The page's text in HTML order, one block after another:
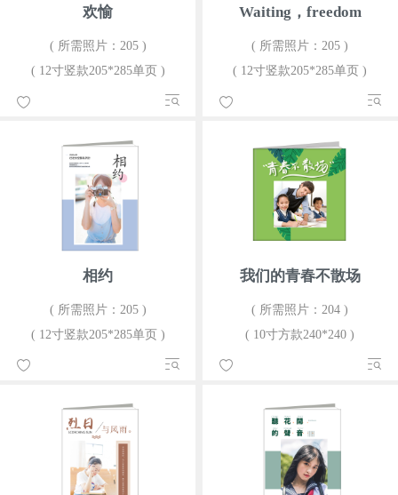
欢愉
( 所需照片：205 )
( 12寸竖款205*285单页 )
Waiting，freedom
( 所需照片：205 )
( 12寸竖款205*285单页 )
相约
( 所需照片：205 )
( 12寸竖款205*285单页 )
我们的青春不散场
( 所需照片：204 )
( 10寸方款240*240 )